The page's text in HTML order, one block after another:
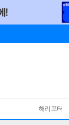
해리포터